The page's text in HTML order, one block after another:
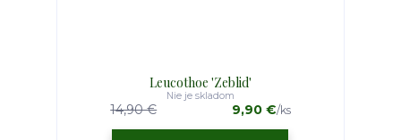
Leucothoe 'Zeblid'
14,90 € 9,90 €/ks
Nie je skladom